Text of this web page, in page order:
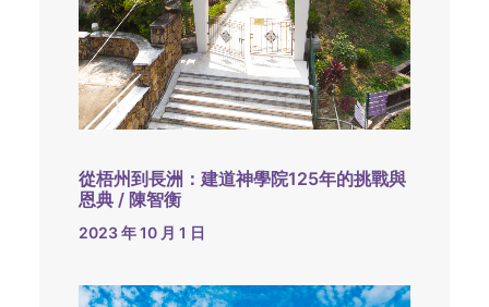
從梧州到長洲：建道神學院125年的挑戰與
恩典 / 陳智衡
2023 年 10 月 1 日